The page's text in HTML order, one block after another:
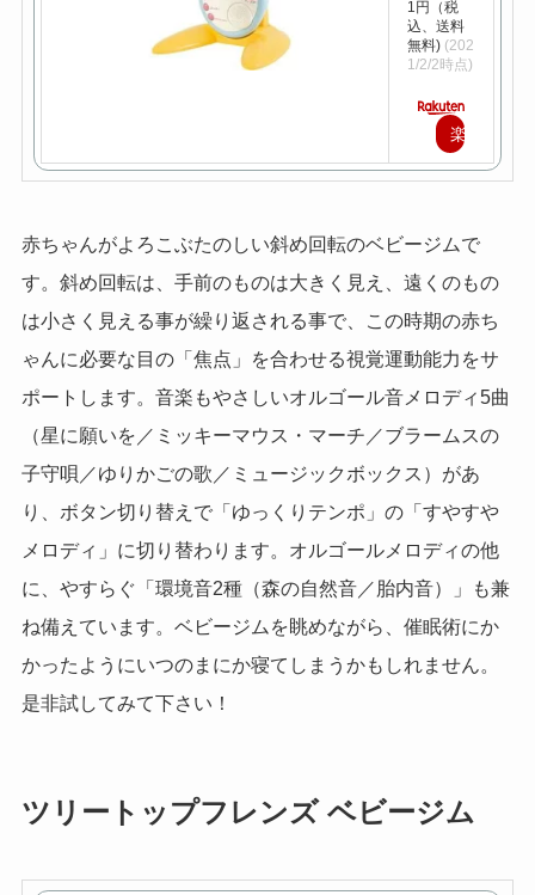
1円（税
込、送料
無料) (202
1/2/2時点)
楽
天
購
入
赤ちゃんがよろこぶたのしい斜め回転のベビージムで
す。斜め回転は、手前のものは大きく見え、遠くのもの
は小さく見える事が繰り返される事で、この時期の赤ち
ゃんに必要な目の「焦点」を合わせる視覚運動能力をサ
ポートします。音楽もやさしいオルゴール音メロディ5曲
（星に願いを／ミッキーマウス・マーチ／ブラームスの
子守唄／ゆりかごの歌／ミュージックボックス）があ
り、ボタン切り替えで「ゆっくりテンポ」の「すやすや
メロディ」に切り替わります。オルゴールメロディの他
に、やすらぐ「環境音2種（森の自然音／胎内音）」も兼
ね備えています。ベビージムを眺めながら、催眠術にか
かったようにいつのまにか寝てしまうかもしれません。
是非試してみて下さい！
ツリートップフレンズ ベビージム